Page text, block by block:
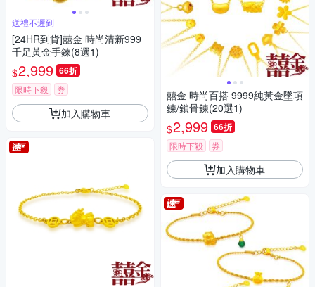
送禮不遲到
[24HR到貨]囍金 時尚清新999
千足黃金手鍊(8選1)
$2,999 66折
限時下殺 券
加入購物車
囍金 時尚百搭 9999純黃金墜項
鍊/鎖骨鍊(20選1)
$2,999 66折
限時下殺 券
加入購物車